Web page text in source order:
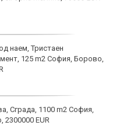
наем, Тристаен
125 m2 София, Борово,
Сграда, 1100 m2 София,
2300000 EUR